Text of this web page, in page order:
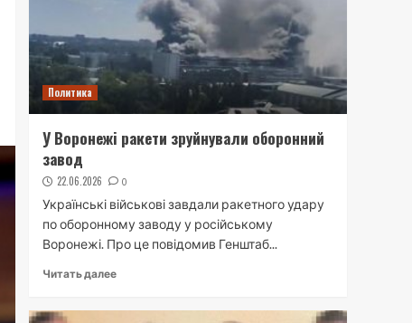
Политика
У Воронежі ракети зруйнували оборонний
завод
22.06.2026 0
Українські військові завдали ракетного удару
по оборонному заводу у російському
Воронежі. Про це повідомив Генштаб...
Читать далее